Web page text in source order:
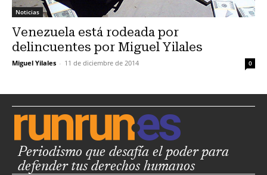
Noticias
Venezuela está rodeada por
delincuentes por Miguel Yilales
Miguel Yilales - 11 de diciembre de 2014 0
Periodismo que desafía el poder para
defender tus derechos humanos